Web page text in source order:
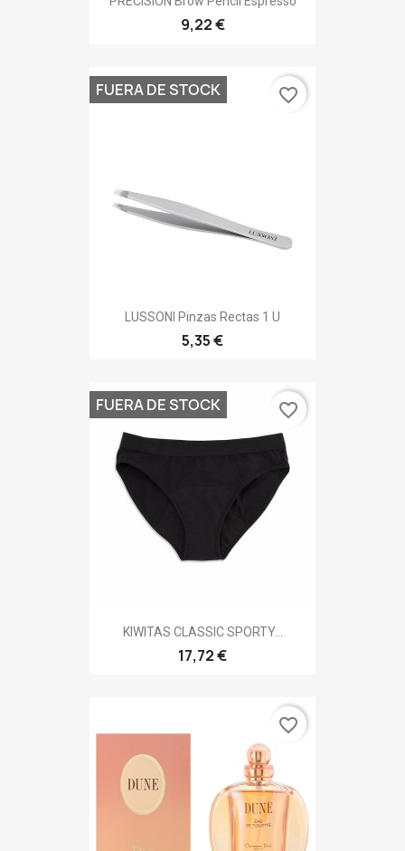
9,22 €
LUSSONI Pinzas Rectas 1 U
5,35 €
FUERA DE STOCK favorite_border
KIWITAS CLASSIC SPORTY...
17,72 €
FUERA DE STOCK favorite_border
favorite_border